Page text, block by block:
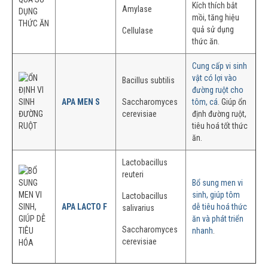
Amylase
Cellulase
Kích thích bắt
mồi, tăng hiệu
quả sử dụng
thức ăn.
APA MEN S
Bacillus subtilis
Saccharomyces
cerevisiae
Cung cấp vi sinh
vật có lợi vào
đường ruột cho
tôm, cá . Giúp ổn
định đường ruột,
tiêu hoá tốt thức
ăn.
APA LACTO F
Lactobacillus
reuteri
Lactobacillus
salivarius
Saccharomyces
cerevisiae
Bổ sung men vi
sinh, giúp tôm
dễ tiêu hoá thức
ăn và phát triển
nhanh